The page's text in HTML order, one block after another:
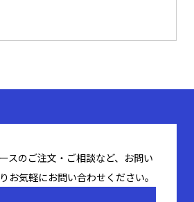
スのご注文・ご相談など、お問い
お気軽にお問い合わせください。